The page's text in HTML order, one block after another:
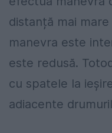
distanță mai
manevra este
este redusă.
cu spatele la
adiacente